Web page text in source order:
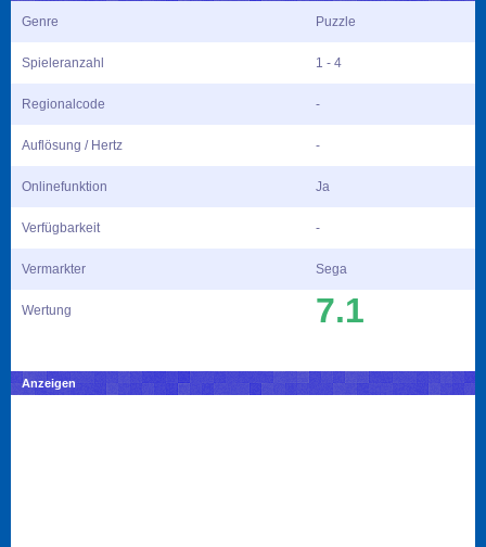
Genre Puzzle
Spieleranzahl 1 - 4
Regionalcode -
Auflösung / Hertz -
Onlinefunktion Ja
Verfügbarkeit -
Vermarkter Sega
Wertung 7.1
Anzeigen